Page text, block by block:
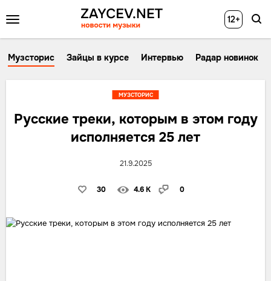
12+
Музсторис Зайцы в курсе Интервью Радар новинок
Русские треки, которым в этом году
исполняется 25 лет
21.9.2025
30 4.6 K 0
МУЗСТОРИС